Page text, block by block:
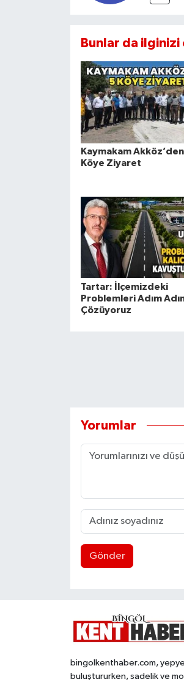
Bunlar da
Kaymakam
Köye Ziyaret
Tartar: İlçemizdeki
Problemleri Adım
Çözüyoruz
Yorumlar
Gönder
bingolkenthaber.com,
buluştururken, sadelik ve